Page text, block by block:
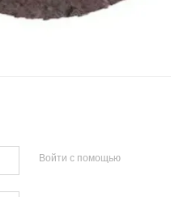
Войти с помощью